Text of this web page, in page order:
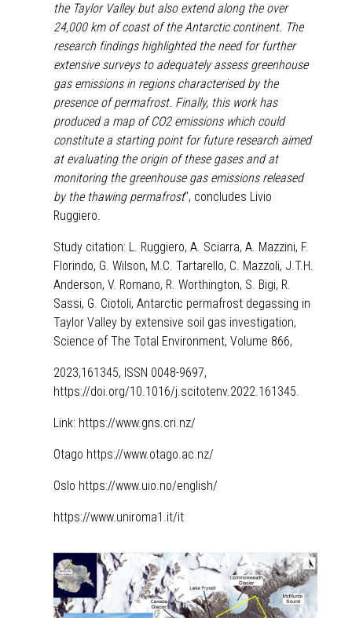
the Taylor Valley but also extend along the over
24,000 km of coast of the Antarctic continent. The
research findings highlighted the need for further
extensive surveys to adequately assess greenhouse
gas emissions in regions characterised by the
presence of permafrost. Finally, this work has
produced a map of CO2 emissions which could
constitute a starting point for future research aimed
at evaluating the origin of these gases and at
monitoring the greenhouse gas emissions released
by the thawing permafrost", concludes Livio
Ruggiero.
Study citation: L. Ruggiero, A. Sciarra, A. Mazzini, F.
Florindo, G. Wilson, M.C. Tartarello, C. Mazzoli, J.T.H.
Anderson, V. Romano, R. Worthington, S. Bigi, R.
Sassi, G. Ciotoli, Antarctic permafrost degassing in
Taylor Valley by extensive soil gas investigation,
Science of The Total Environment, Volume 866,
2023,161345, ISSN 0048-9697,
https://doi.org/10.1016/j.scitotenv.2022.161345.
Link: https://www.gns.cri.nz/
Otago https://www.otago.ac.nz/
Oslo https://www.uio.no/english/
https://www.uniroma1.it/it